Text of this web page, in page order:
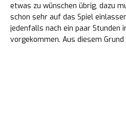
etwas zu wünschen übrig, dazu
schon sehr auf das Spiel
jedenfalls nach ein paar Stunden
vorgekommen. Aus diesem Grund